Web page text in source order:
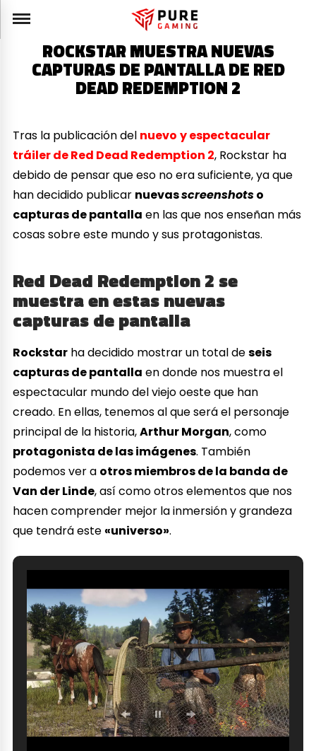
ROCKSTAR MUESTRA NUEVAS
CAPTURAS DE PANTALLA DE RED
DEAD REDEMPTION 2
Tras la publicación del nuevo y espectacular
tráiler de Red Dead Redemption 2, Rockstar ha
debido de pensar que eso no era suficiente, ya que
han decidido publicar nuevasscreenshotso
capturas de pantalla en las que nos enseñan más
cosas sobre este mundo y sus protagonistas.
Red Dead Redemption 2 se
muestra en estas nuevas
capturas de pantalla
Rockstar ha decidido mostrar un total deseis
capturas de pantalla en donde nos muestra el
espectacular mundo del viejo oeste que han
creado. En ellas, tenemos al que será el personaje
principal de la historia,Arthur Morgan, como
protagonista de las imágenes. También
podemos ver a otros miembros de la banda de
Van der Linde, así como otros elementos que nos
hacen comprender mejor la inmersión y grandeza
que tendrá este «universo».